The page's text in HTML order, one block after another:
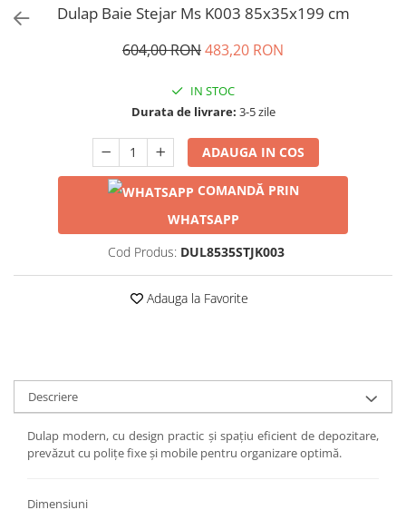
Dulap Baie Stejar Ms K003 85x35x199 cm
604,00 RON483,20 RON
IN STOC
Durata de livrare: 3-5 zile
ADAUGA IN COS
COMANDĂ PRIN
WHATSAPP
Cod Produs: DUL8535STJK003
Adauga la Favorite
Descriere
Dulap modern, cu design practic și spațiu eficient de depozitare,
prevăzut cu polițe fixe și mobile pentru organizare optimă.
Dimensiuni